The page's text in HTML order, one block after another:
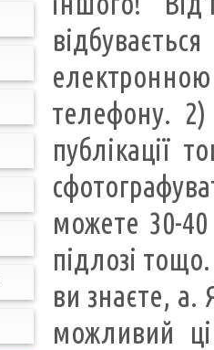
телефону.
публікації
можете 30-
підлозі
ви знаєте, a.
можливий